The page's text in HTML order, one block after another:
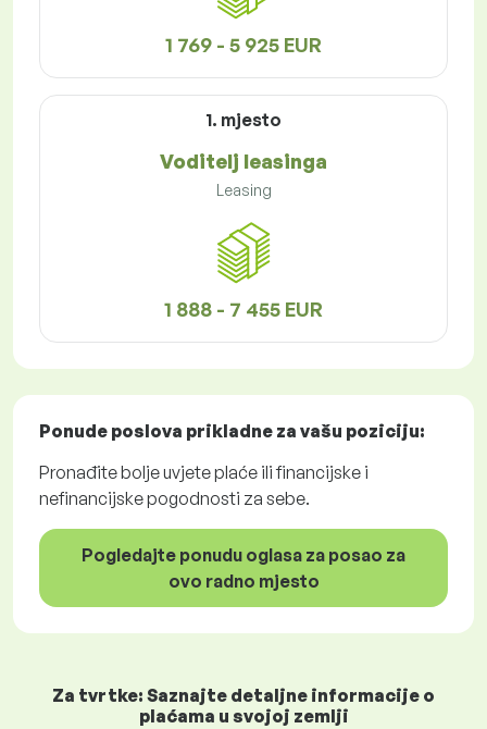
1 769 - 5 925 EUR
1. mjesto
Voditelj leasinga
Leasing
1 888 - 7 455 EUR
Ponude poslova prikladne za vašu poziciju:
Pronađite bolje uvjete plaće ili financijske i
nefinancijske pogodnosti za sebe.
Pogledajte ponudu oglasa za posao za
ovo radno mjesto
Za tvrtke: Saznajte detaljne informacije o
plaćama u svojoj zemlji